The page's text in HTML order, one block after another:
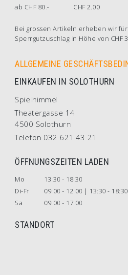
ab CHF 80.-
CHF 2.00
Bei grossen Artikeln erheben wir
Sperrgutzuschlag in Höhe von CHF
ALLGEMEINE
EINKAUFEN IN SOLOTHURN
Spielhimmel
Theatergasse 14
4500 Solothurn
Telefon 032 621 43 21
ÖFFNUNGSZEITEN LADEN
Mo
13:30 - 18:30
Di-Fr
09:00 - 12:00 | 13:30 - 18:30
Sa
09:00 - 17:00
STANDORT